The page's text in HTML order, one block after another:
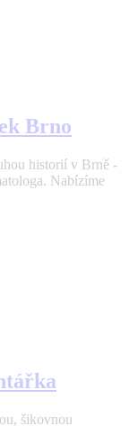
Brno
historií v Brně -
Nabízíme
šikovnou